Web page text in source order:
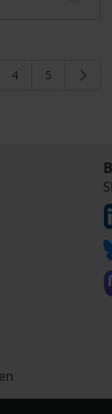
die Seite
Seite
4 Seite
5